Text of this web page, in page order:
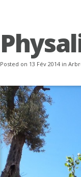
Posted on 13 Fév 2014 in